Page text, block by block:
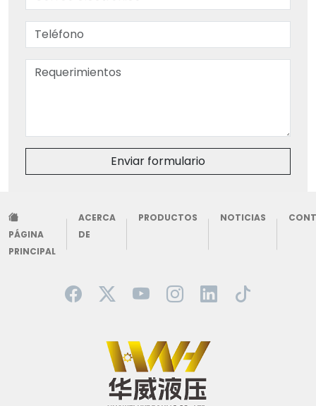
Enviar formulario
PÁGINA
PRINCIPAL
ACERCA
DE
PRODUCTOS NOTICIAS